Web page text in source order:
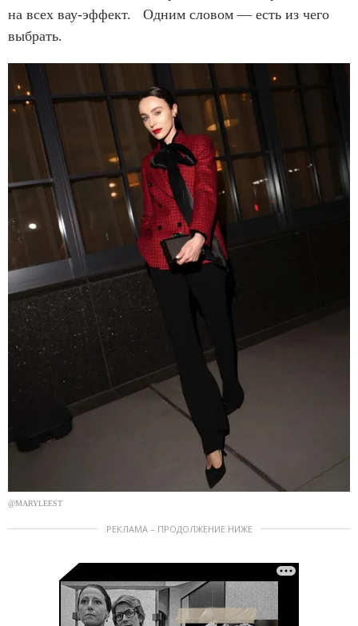
на всех вау-эффект. Одним словом — есть из чего
выбрать.
@MARYLEEST
РЕКЛАМА – ПРОДОЛЖЕНИЕ НИЖЕ